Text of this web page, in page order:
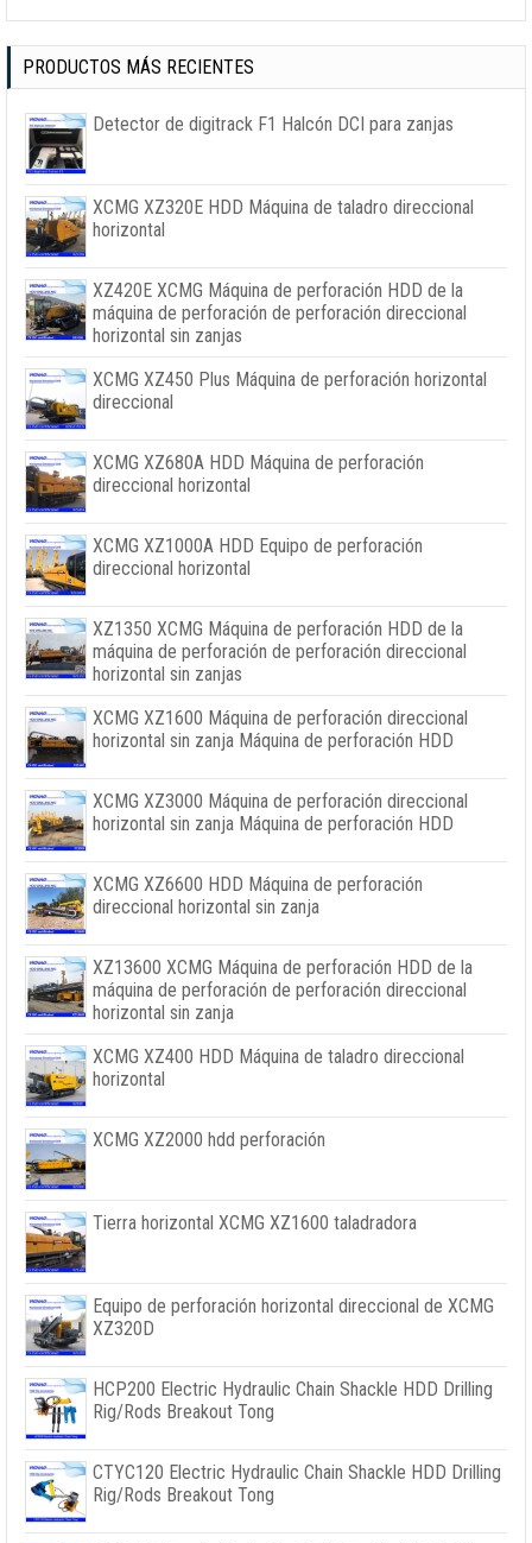
PRODUCTOS MÁS RECIENTES
Detector de digitrack F1 Halcón DCI para zanjas
XCMG XZ320E HDD Máquina de taladro direccional
horizontal
XZ420E XCMG Máquina de perforación HDD de la
máquina de perforación de perforación direccional
horizontal sin zanjas
XCMG XZ450 Plus Máquina de perforación horizontal
direccional
XCMG XZ680A HDD Máquina de perforación
direccional horizontal
XCMG XZ1000A HDD Equipo de perforación
direccional horizontal
XZ1350 XCMG Máquina de perforación HDD de la
máquina de perforación de perforación direccional
horizontal sin zanjas
XCMG XZ1600 Máquina de perforación direccional
horizontal sin zanja Máquina de perforación HDD
XCMG XZ3000 Máquina de perforación direccional
horizontal sin zanja Máquina de perforación HDD
XCMG XZ6600 HDD Máquina de perforación
direccional horizontal sin zanja
XZ13600 XCMG Máquina de perforación HDD de la
máquina de perforación de perforación direccional
horizontal sin zanja
XCMG XZ400 HDD Máquina de taladro direccional
horizontal
XCMG XZ2000 hdd perforación
Tierra horizontal XCMG XZ1600 taladradora
Equipo de perforación horizontal direccional de XCMG
XZ320D
HCP200 Electric Hydraulic Chain Shackle HDD Drilling
Rig/Rods Breakout Tong
CTYC120 Electric Hydraulic Chain Shackle HDD Drilling
Rig/Rods Breakout Tong